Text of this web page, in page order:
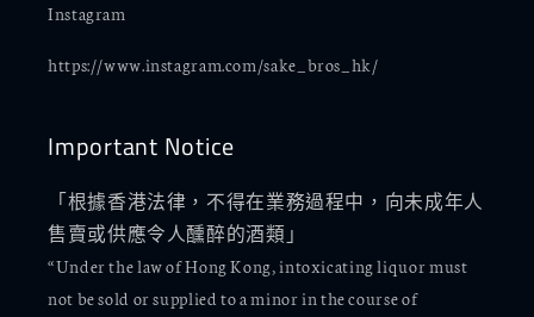
Instagram
https://www.instagram.com/sake_bros_hk/
Important Notice
「根據香港法律，不得在業務過程中，向未成年人
售賣或供應令人醺醉的酒類」
“Under the law of Hong Kong, intoxicating liquor must
not be sold or supplied to a minor in the course of